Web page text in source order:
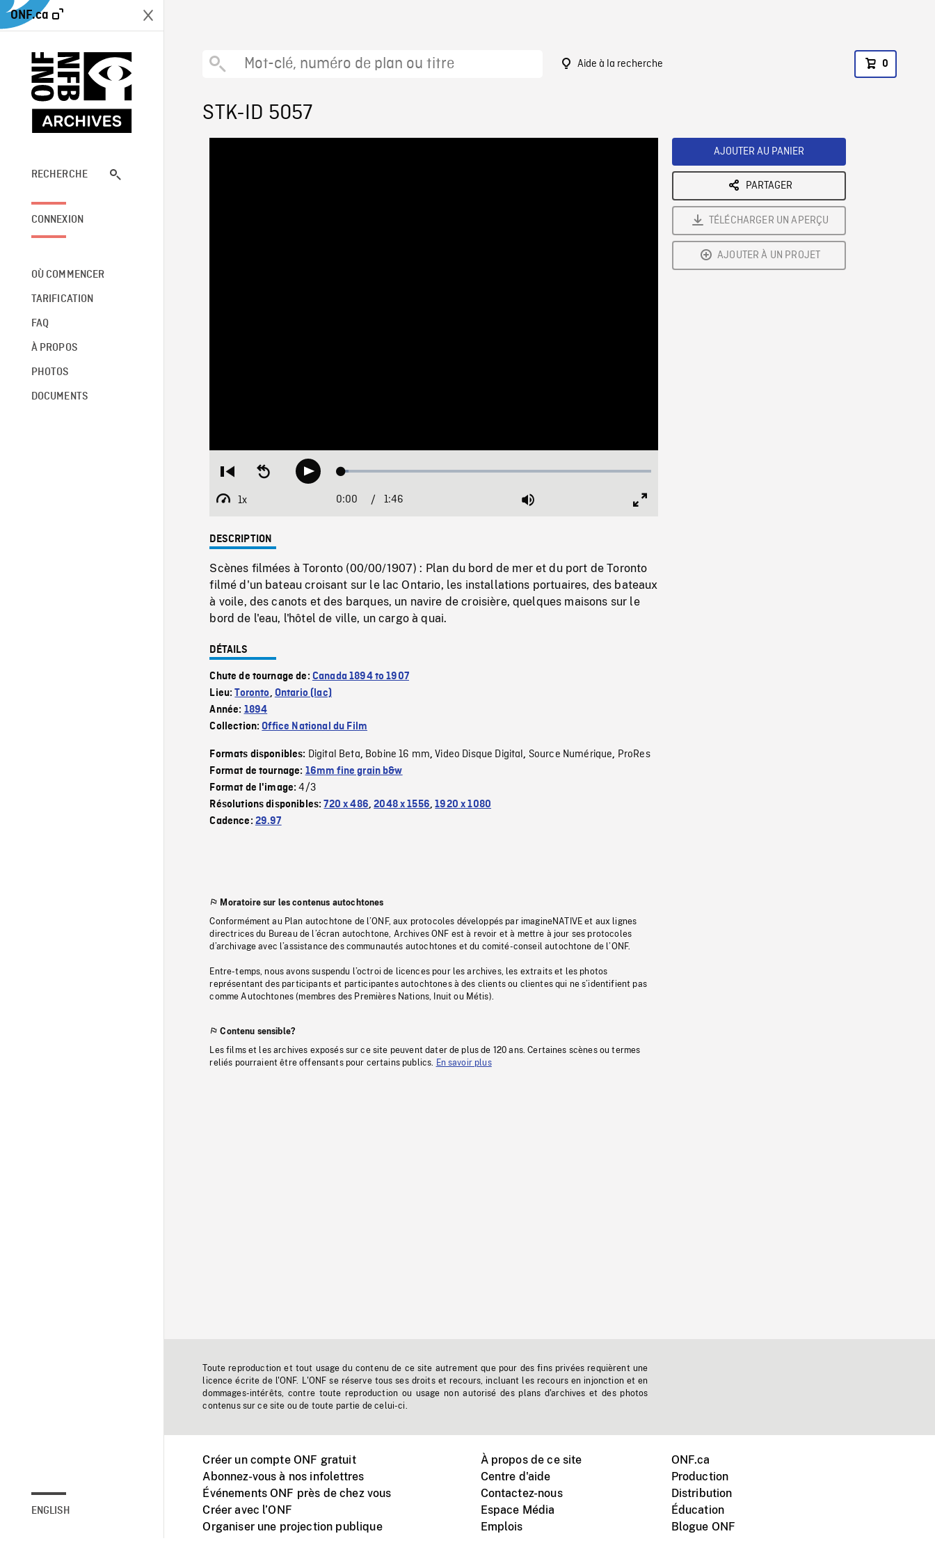
ONF.ca
RECHERCHE
CONNEXION
OÙ COMMENCER
TARIFICATION
FAQ
À PROPOS
PHOTOS
DOCUMENTS
ENGLISH
Aide à la recherche 0
STK-ID 5057
Restart
beginning
Seek
backwardPlay Loaded:
1x
Playback
Current
0:00 / 1:46 Mute
DESCRIPTION
Scènes filmées à Toronto (00/00/1907) : Plan du bord de mer et du port de Toronto
filmé d'un bateau croisant sur le lac Ontario, les installations portuaires, des bateaux
à voile, des canots et des barques, un navire de croisière, quelques maisons sur le
bord de l'eau, l'hôtel de ville, un cargo à quai.
DÉTAILS
Chute de tournage de: Canada 1894 to 1907
Lieu:Toronto, Ontario (lac)
Année: 1894
Collection:Office National du Film
Formats disponibles: Digital Beta, Bobine 16 mm,Video Disque Digital, Source Numérique, ProRes
Format de tournage: 16mm fine grain b&w
Format de l'image:4/3
Résolutions disponibles:720 x 486,2048 x 1556,1920 x 1080
Cadence: 29.97
Moratoire sur les contenus autochtones
Conformément au Plan autochtone de l’ONF, aux protocoles développés par imagineNATIVE et aux lignes
directrices du Bureau de l’écran autochtone, Archives ONF est à revoir et à mettre à jour ses protocoles
d’archivage avec l’assistance des communautés autochtones et du comité-conseil autochtone de l’ONF.
Entre-temps, nous avons suspendu l’octroi de licences pour les archives, les extraits et les photos
représentant des participants et participantes autochtones à des clients ou clientes qui ne s’identifient pas
comme Autochtones (membres des Premières Nations, Inuit ou Métis).
Contenu sensible?
Les films et les archives exposés sur ce site peuvent dater de plus de 120 ans. Certaines scènes ou termes
reliés pourraient être offensants pour certains publics.
En savoir plus
AJOUTER AU PANIER
PARTAGER
TÉLÉCHARGER UN APERÇU
AJOUTER À UN PROJET
Toute reproduction et tout usage du contenu de ce site autrement que pour des fins privées requièrent une
licence écrite de l'ONF. L'ONF se réserve tous ses droits et recours, incluant les recours en injonction et en
dommages-intérêts, contre toute reproduction ou usage non autorisé des plans d'archives et des photos
contenus sur ce site ou de toute partie de celui-ci.
Créer un compte ONF gratuit
Abonnez-vous à nos infolettres
Événements ONF près de chez vous
Créer avec l’ONF
Organiser une projection publique
À propos de ce site
Centre d'aide
Contactez-nous
Espace Média
Emplois
ONF.ca
Production
Distribution
Éducation
Blogue ONF